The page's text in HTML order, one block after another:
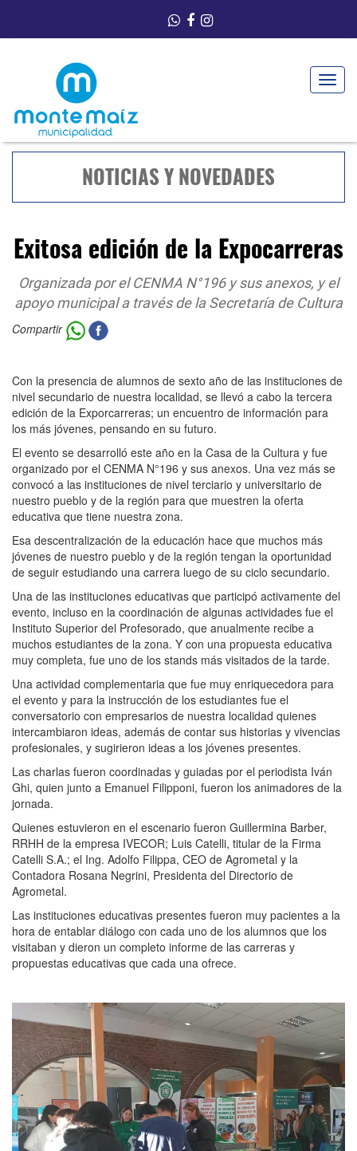
Toggle
NOTICIAS Y NOVEDADES
Exitosa edición de la Expocarreras
Organizada por el CENMA N°196 y sus anexos, y el
apoyo municipal a través de la Secretaría de Cultura
Compartir
Con la presencia de alumnos de sexto año de las instituciones de
nivel secundario de nuestra localidad, se llevó a cabo la tercera
edición de la Exporcarreras; un encuentro de información para
los más jóvenes, pensando en su futuro.
El evento se desarrolló este año en la Casa de la Cultura y fue
organizado por el CENMA N°196 y sus anexos. Una vez más se
convocó a las instituciones de nivel terciario y universitario de
nuestro pueblo y de la región para que muestren la oferta
educativa que tiene nuestra zona.
Esa descentralización de la educación hace que muchos más
jóvenes de nuestro pueblo y de la región tengan la oportunidad
de seguir estudiando una carrera luego de su ciclo secundario.
Una de las instituciones educativas que participó activamente del
evento, incluso en la coordinación de algunas actividades fue el
Instituto Superior del Profesorado, que anualmente recibe a
muchos estudiantes de la zona. Y con una propuesta educativa
muy completa, fue uno de los stands más visitados de la tarde.
Una actividad complementaria que fue muy enriquecedora para
el evento y para la instrucción de los estudiantes fue el
conversatorio con empresarios de nuestra localidad quienes
intercambiaron ideas, además de contar sus historias y vivencias
profesionales, y sugirieron ideas a los jóvenes presentes.
Las charlas fueron coordinadas y guiadas por el periodista Iván
Ghi, quien junto a Emanuel Filipponi, fueron los animadores de la
jornada.
Quienes estuvieron en el escenario fueron Guillermina Barber,
RRHH de la empresa IVECOR; Luis Catelli, titular de la Firma
Catelli S.A.; el Ing. Adolfo Filippa, CEO de Agrometal y la
Contadora Rosana Negrini, Presidenta del Directorio de
Agrometal.
Las instituciones educativas presentes fueron muy pacientes a la
hora de entablar diálogo con cada uno de los alumnos que los
visitaban y dieron un completo informe de las carreras y
propuestas educativas que cada una ofrece.